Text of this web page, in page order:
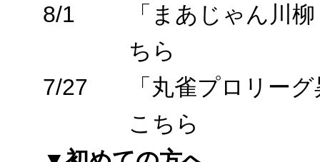
8/1
「まあじゃん川
ちら
7/27
「丸雀プロリー
こちら